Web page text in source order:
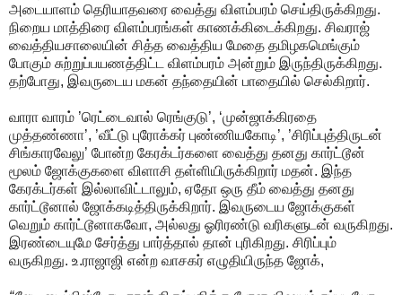
அடையாளம் தெரியாதவரை வைத்து விளம்பரம் செய்திருக்கிறது.
நிறைய மாத்திரை விளம்பரங்கள் காணக்கிடைக்கிறது. சிவராஜ்
வைத்தியசாலையின் சித்த வைத்திய மேதை தமிழகமெங்கும்
போகும் சுற்றுப்பயணத்திட்ட விளம்பரம் அன்றும் இருந்திருக்கிறது.
தற்போது, இவருடைய மகன் தந்தையின் பாதையில் செல்கிறார்.
வாரா வாரம் ’ரெட்டைவால் ரெங்குடு’, ‘முன்ஜாக்கிரதை
முத்தண்ணா’, ’வீட்டு புரோக்கர் புண்ணியகோடி’, ’சிரிப்புத்திருடன்
சிங்காரவேலு’ போன்ற கேரக்டர்களை வைத்து தனது கார்ட்டூன்
மூலம் ஜோக்குகளை விளாசி தள்ளியிருக்கிறார் மதன். இந்த
கேரக்டர்கள் இல்லாவிட்டாலும், ஏதோ ஒரு தீம் வைத்து தனது
கார்ட்டூனால் ஜோக்கடித்திருக்கிறார். இவருடைய ஜோக்குகள்
வெறும் கார்ட்டூனாகவோ, அல்லது ஓரிரண்டு வரிகளுடன் வருகிறது.
இரண்டையுமே சேர்த்து பார்த்தால் தான் புரிகிறது. சிரிப்பும்
வருகிறது. உ.ராஜாஜி என்ற வாசகர் எழுதியிருந்த ஜோக்,